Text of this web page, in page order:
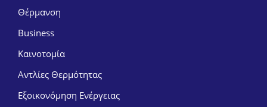
Θέρμανση
Business
Καινοτομία
Αντλίες Θερμότητας
Εξοικονόμηση Ενέργειας